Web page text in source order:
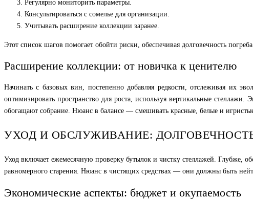
Регулярно мониторить параметры.
Консультироваться с сомелье для организации.
Учитывать расширение коллекции заранее.
Этот список шагов помогает обойти риски, обеспечивая долговечность погреба.
Расширение коллекции: от новичка к ценителю
Начинать с базовых вин, постепенно добавляя редкости, отслеживая их
оптимизировать пространство для роста, используя вертикальные
обогащают собрание. Нюанс в балансе — смешивать красные, белые и
УХОД И ОБСЛУЖИВАНИЕ:
Уход включает ежемесячную проверку бутылок и чистку стеллажей. Глубже,
равномерного старения. Нюанс в чистящих средствах — они должны быть
Экономические аспекты: бюджет и окупаемость